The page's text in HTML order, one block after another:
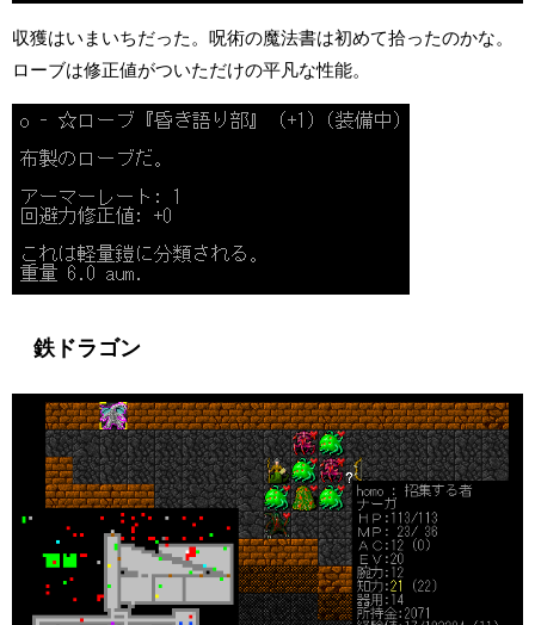
収獲はいまいちだった。呪術の魔法書は初めて拾ったのかな。
ローブは修正値がついただけの平凡な性能。
鉄ドラゴン